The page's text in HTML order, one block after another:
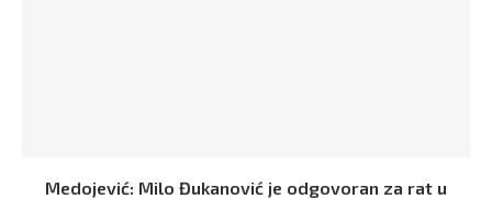
Medojević: Milo Đukanović je odgovoran za rat u